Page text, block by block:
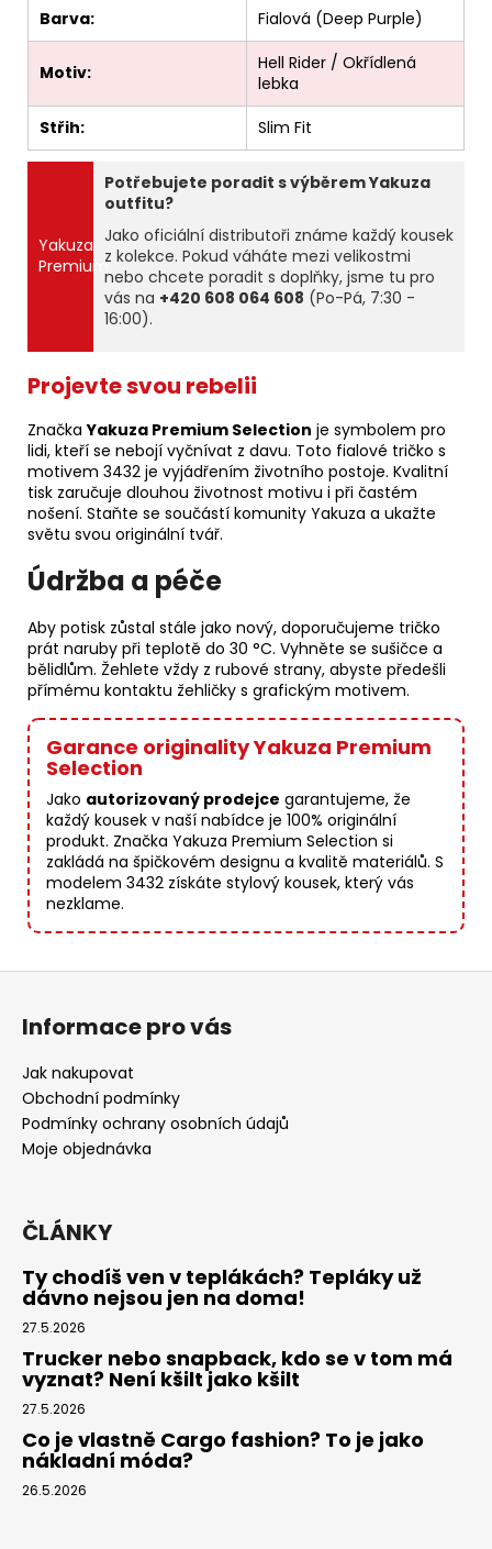
Barva: Fialová (Deep Purple)
Motiv:
Hell Rider / Okřídlená
lebka
Střih:
Slim Fit
Yakuza
Premium
Potřebujete poradit s výběrem Yakuza
outfitu?
Jako oficiální distributoři známe každý kousek
z kolekce. Pokud váháte mezi velikostmi
nebo chcete poradit s doplňky, jsme tu pro
vás na +420 608 064 608 (Po-Pá, 7:30 -
16:00).
Projevte svou rebelii
ZnačkaYakuza Premium Selection je symbolem pro
lidi, kteří se nebojí vyčnívat z davu. Toto fialové tričko s
motivem 3432 je vyjádřením životního postoje. Kvalitní
tisk zaručuje dlouhou životnost motivu i při častém
nošení. Staňte se součástí komunity Yakuza a ukažte
světu svou originální tvář.
Údržba a péče
Aby potisk zůstal stále jako nový, doporučujeme tričko
prát naruby při teplotě do 30 °C. Vyhněte se sušičce a
bělidlům. Žehlete vždy z rubové strany, abyste předešli
přímému kontaktu žehličky s grafickým motivem.
Garance originality Yakuza Premium
Selection
Jako autorizovaný prodejce garantujeme, že
každý kousek v naší nabídce je 100% originální
produkt. Značka Yakuza Premium Selection si
zakládá na špičkovém designu a kvalitě materiálů. S
modelem 3432 získáte stylový kousek, který vás
nezklame.
Informace pro vás
Jak nakupovat
Obchodní podmínky
Podmínky ochrany osobních údajů
Moje objednávka
ČLÁNKY
Ty chodíš ven v teplákách? Tepláky už
dávno nejsou jen na doma!
27.5.2026
Trucker nebo snapback, kdo se v tom má
vyznat? Není kšilt jako kšilt
27.5.2026
Co je vlastně Cargo fashion? To je jako
nákladní móda?
26.5.2026